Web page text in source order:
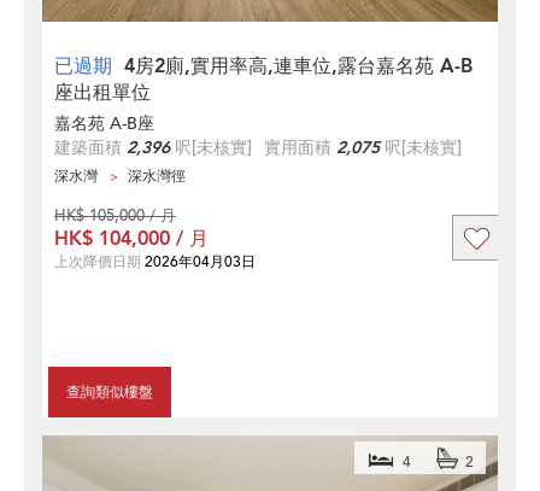
已過期 4房2廁,實用率高,連車位,露台嘉名苑 A-B
座出租單位
嘉名苑 A-B座
建築面積 2,396呎[未核實] 實用面積 2,075呎[未核實]
深水灣 深水灣徑
查詢類似樓盤
HK$ 105,000 / 月
HK$ 104,000 / 月
上次降價日期 2026年04月03日
4 2